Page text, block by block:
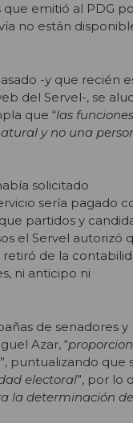
emitió al PDG
no están
-y que recién
del Servel-, se
que “las
y no una
solicitado
sería pagado
partidos y
el Servel autorizó
retiró de la
ni anticipo ni
de senadores y
Azar, “
”, puntualizando que
electoral”, por lo
la determinación